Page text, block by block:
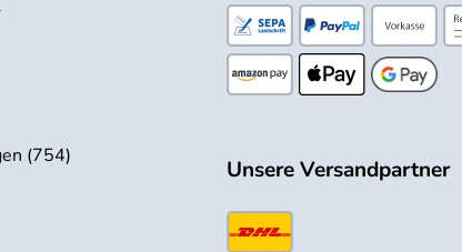
(754)
Unsere Versandpartner